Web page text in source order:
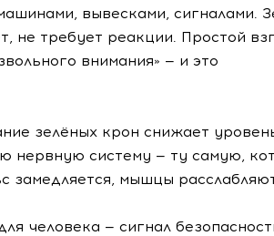
вывесками, сигналами.
не требует реакции. Простой
внимания» — и это
зелёных крон снижает
нервную систему — ту самую,
замедляется, мышцы
человека — сигнал